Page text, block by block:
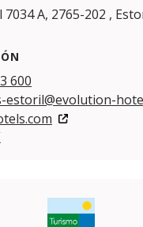
A, 2765-202 ,
600
estoril@evolution-